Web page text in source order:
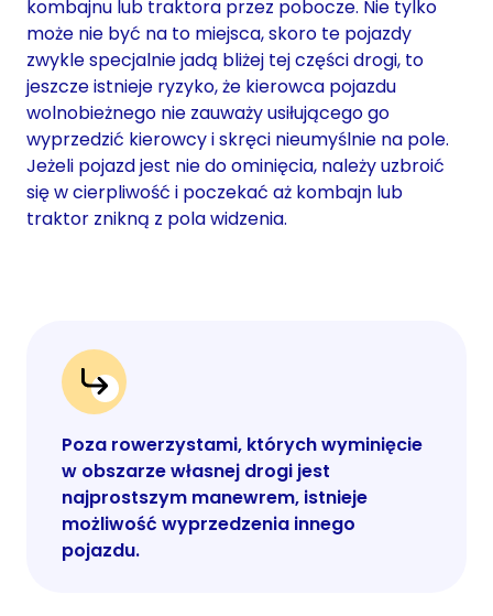
kombajnu lub traktora przez pobocze. Nie tylko
może nie być na to miejsca, skoro te pojazdy
zwykle specjalnie jadą bliżej tej części drogi, to
jeszcze istnieje ryzyko, że kierowca pojazdu
wolnobieżnego nie zauważy usiłującego go
wyprzedzić kierowcy i skręci nieumyślnie na pole.
Jeżeli pojazd jest nie do ominięcia, należy uzbroić
się w cierpliwość i poczekać aż kombajn lub
traktor znikną z pola widzenia.
Poza rowerzystami, których wyminięcie
w obszarze własnej drogi jest
najprostszym manewrem, istnieje
możliwość wyprzedzenia innego
pojazdu.